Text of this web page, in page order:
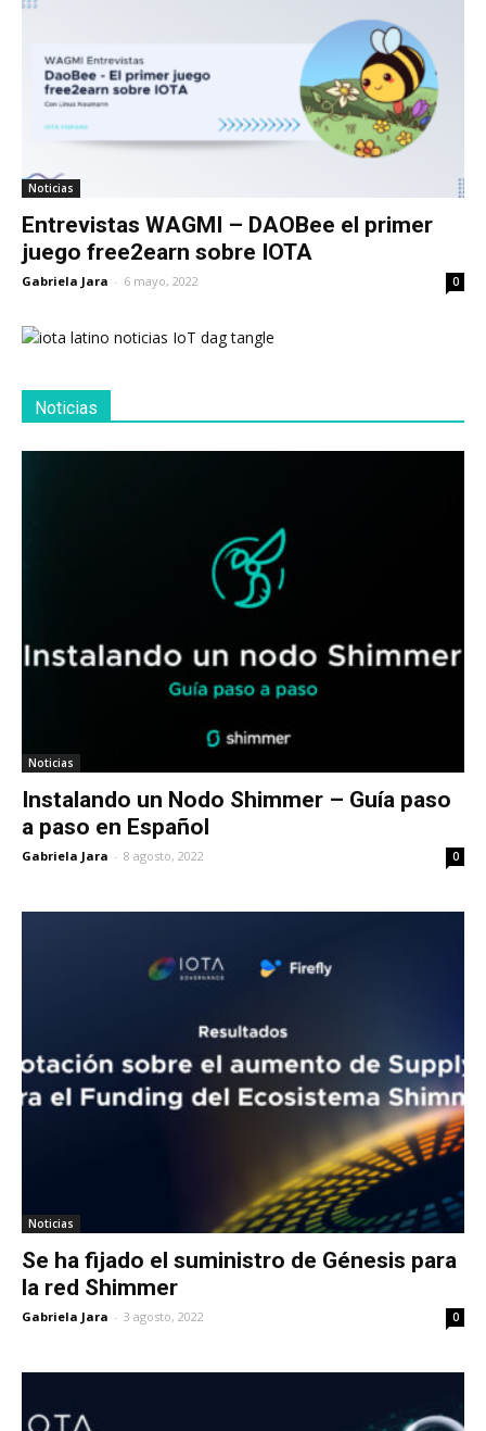
Noticias
Entrevistas WAGMI – DAOBee el primer
juego free2earn sobre IOTA
Gabriela Jara - 6 mayo, 2022 0
Noticias
Noticias
Instalando un Nodo Shimmer – Guía paso
a paso en Español
Gabriela Jara - 8 agosto, 2022 0
Noticias
Se ha fijado el suministro de Génesis para
la red Shimmer
Gabriela Jara - 3 agosto, 2022 0